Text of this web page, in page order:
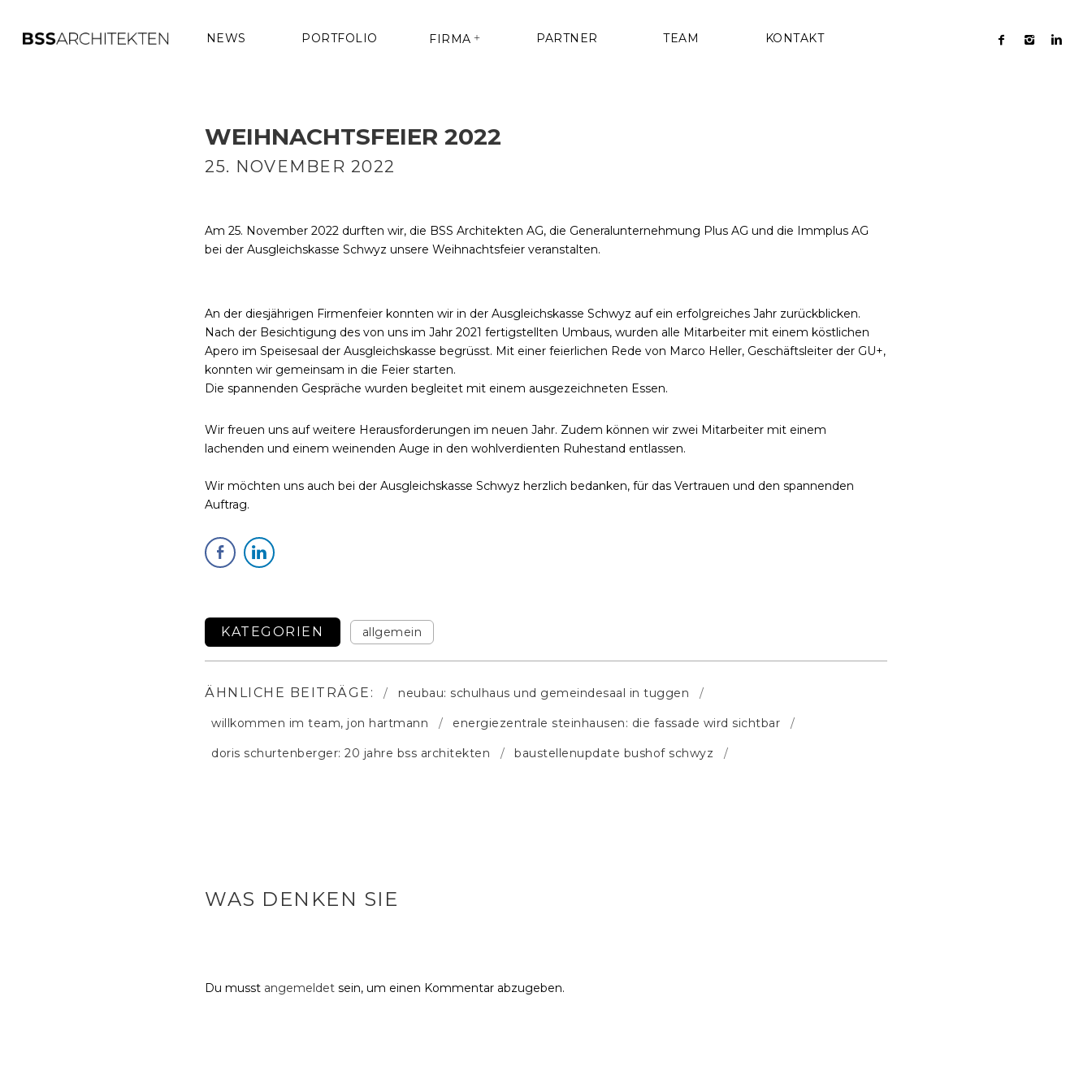
NEWS PORTFOLIO FIRMA PARTNER TEAM KONTAKT
WEIHNACHTSFEIER 2022
25. NOVEMBER 2022
Am 25. November 2022 durften wir, die BSS Architekten AG, die Generalunternehmung Plus AG und die Immplus AG
bei der Ausgleichskasse Schwyz unsere Weihnachtsfeier veranstalten.
An der diesjährigen Firmenfeier konnten wir in der Ausgleichskasse Schwyz auf ein erfolgreiches Jahr zurückblicken.
Nach der Besichtigung des von uns im Jahr 2021 fertigstellten Umbaus, wurden alle Mitarbeiter mit einem köstlichen
Apero im Speisesaal der Ausgleichskasse begrüsst. Mit einer feierlichen Rede von Marco Heller, Geschäftsleiter der GU+,
konnten wir gemeinsam in die Feier starten.
Die spannenden Gespräche wurden begleitet mit einem ausgezeichneten Essen.
Wir freuen uns auf weitere Herausforderungen im neuen Jahr. Zudem können wir zwei Mitarbeiter mit einem
lachenden und einem weinenden Auge in den wohlverdienten Ruhestand entlassen.
Wir möchten uns auch bei der Ausgleichskasse Schwyz herzlich bedanken, für das Vertrauen und den spannenden
Auftrag.
KATEGORIEN allgemein
ÄHNLICHE BEITRÄGE: neubau: schulhaus und gemeindesaal in tuggen
willkommen im team, jon hartmann energiezentrale steinhausen: die fassade wird sichtbar
doris schurtenberger: 20 jahre bss architekten baustellenupdate bushof schwyz
WAS DENKEN SIE
Du musst angemeldet sein, um einen Kommentar abzugeben.